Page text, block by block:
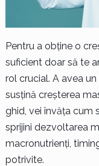
Pentru a obține o
suficient doar să te
rol crucial. A avea
susțină creșterea
ghid, vei învăța cum
sprijini dezvoltarea
macronutrienți,
potrivite.